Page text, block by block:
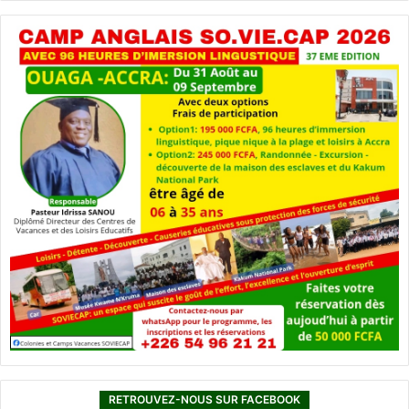
RETROUVEZ-NOUS SUR FACEBOOK